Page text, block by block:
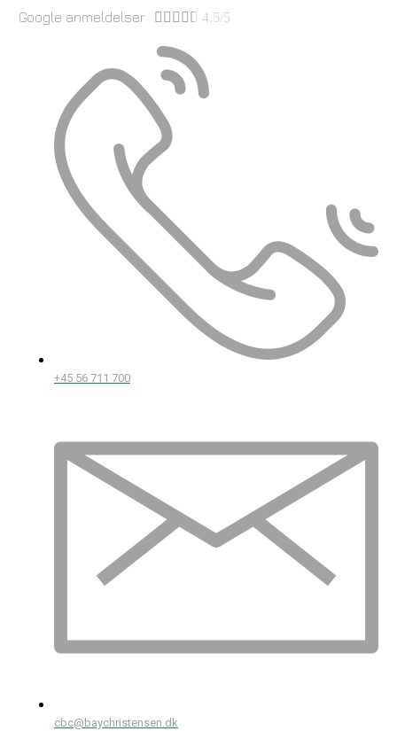
Google anmeldelser      4.5/5
+45 56 711 700
cbc@baychristensen.dk